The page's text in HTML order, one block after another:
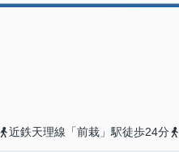
近鉄天理線「前栽」駅徒歩24分